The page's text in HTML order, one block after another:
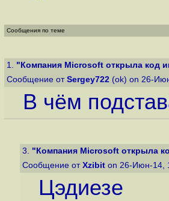
Сообщения по теме
1. "Компания Microsoft открыла код
Сообщение от Sergey722 (ok) on 26-
В чём
3. "Компания Microsoft открыла
Сообщение от Xzibit on 26-Июн-14,
Цэдиезе